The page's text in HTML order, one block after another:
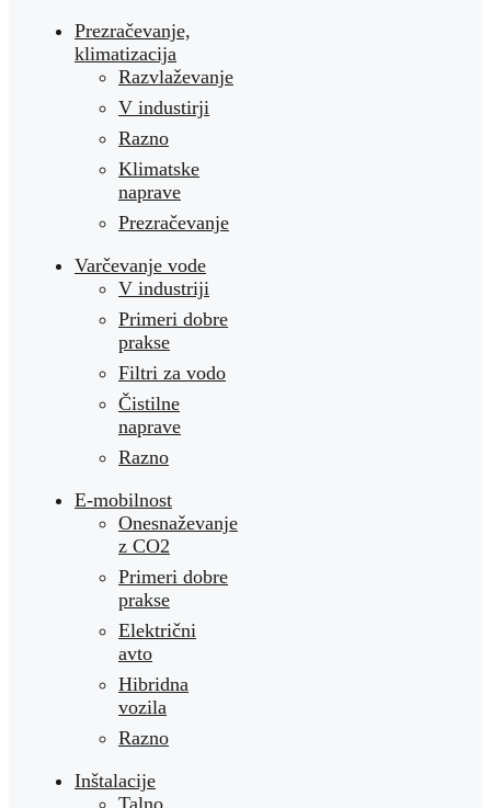
Prezračevanje,
klimatizacija
Razvlaževanje
V industirji
Razno
Klimatske
naprave
Prezračevanje
Varčevanje vode
V industriji
Primeri dobre
prakse
Filtri za vodo
Čistilne
naprave
Razno
E-mobilnost
Onesnaževanje
z CO2
Primeri dobre
prakse
Električni
avto
Hibridna
vozila
Razno
Inštalacije
Talno ,